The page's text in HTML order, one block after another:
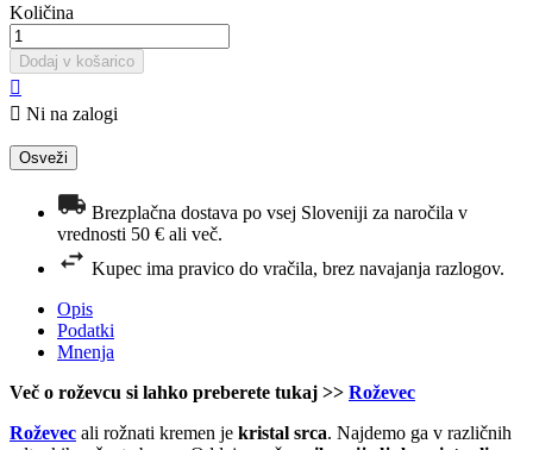
Količina
Dodaj v košarico

 Ni na zalogi
Brezplačna dostava po vsej Sloveniji za naročila v
vrednosti 50 € ali več.
Kupec ima pravico do vračila, brez navajanja razlogov.
Opis
Podatki
Mnenja
Več o roževcu si lahko preberete tukaj >> Roževec
Roževec ali rožnati kremen je kristal srca. Najdemo ga v različnih